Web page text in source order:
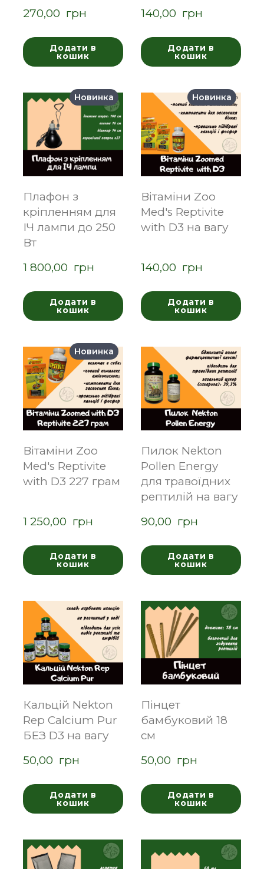
270,00  грн
Додати в
кошик
140,00  грн
Додати в
кошик
Новинка
Плафон з
кріпленням для
ІЧ лампи до 250
Вт
1 800,00  грн
Додати в
кошик
Новинка
Вітаміни Zoo
Med's Reptivite
with D3 на вагу
140,00  грн
Додати в
кошик
Новинка
Вітаміни Zoo
Med's Reptivite
with D3 227 грам
1 250,00  грн
Додати в
кошик
Пилок Nekton
Pollen Energy
для травоїдних
рептилій на вагу
90,00  грн
Додати в
кошик
Кальцій Nekton
Rep Calcium Pur
БЕЗ D3 на вагу
50,00  грн
Додати в
кошик
Пінцет
бамбуковий 18
см
50,00  грн
Додати в
кошик